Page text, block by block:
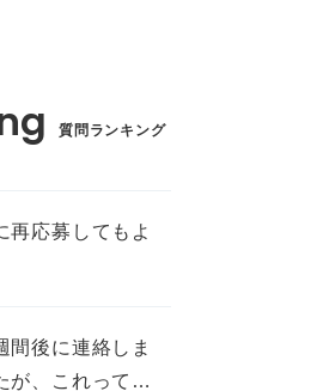
質問ランキング
再応募してもよ
間後に連絡しま
が、これって不